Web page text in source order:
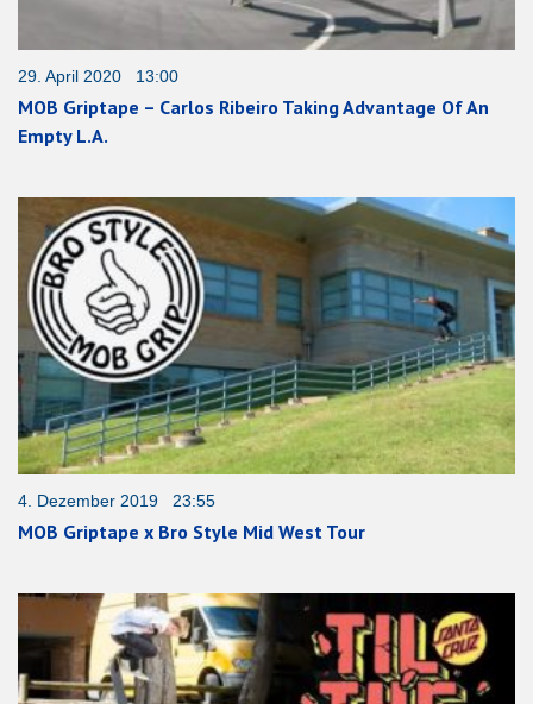
29. April 2020 13:00
MOB Griptape – Carlos Ribeiro Taking Advantage Of An
Empty L.A.
4. Dezember 2019 23:55
MOB Griptape x Bro Style Mid West Tour